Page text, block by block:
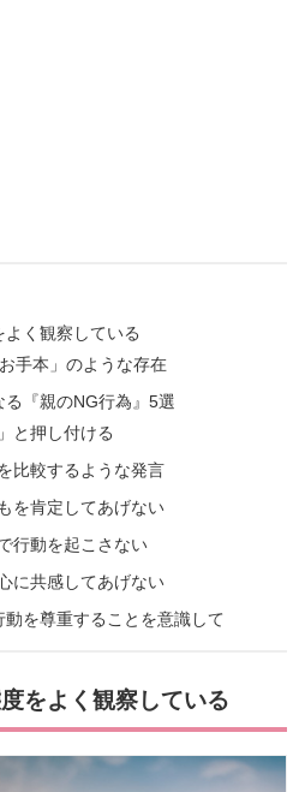
く観察している
手本」のような存在
『親のNG行為』5選
と押し付ける
比較するような発言
を肯定してあげない
行動を起こさない
に共感してあげない
を尊重することを意識して
をよく観察している